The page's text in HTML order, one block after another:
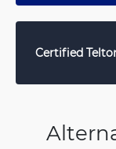
Certified